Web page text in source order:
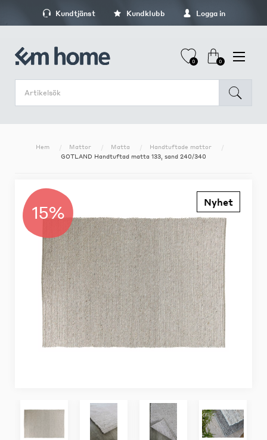
Kundtjänst Kundklubb Logga in
0 0
Hem Mattor Matta
Handtuftade mattor
GOTLAND Handtuftad matta 133, sand 240/340
15% Nyhet